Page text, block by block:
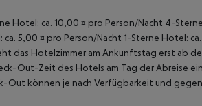
Hotel: ca. 10,00 ¤ pro Person/Nacht 4-
5,00 ¤ pro Person/Nacht 1-Sterne Hotel:
das Hotelzimmer am Ankunftstag erst ab
Out-Zeit des Hotels am Tag der Abreise
Out können je nach Verfügbarkeit und